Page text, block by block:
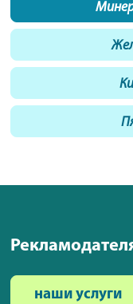
наши услуги